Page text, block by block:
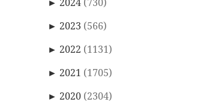
► 2023 (566)
► 2022 (1131)
► 2021 (1705)
► 2020 (2304)